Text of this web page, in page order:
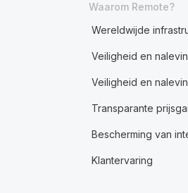
Waarom Remote?
Wereldwijde
Veiligheid en
Veiligheid en
Transparante
Bescherming van
Klantervaring